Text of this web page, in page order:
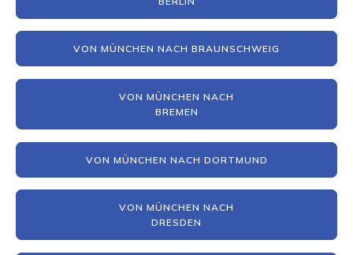
VON MÜNCHEN NACH BRAUNSCHWEIG
VON MÜNCHEN NACH
BREMEN
VON MÜNCHEN NACH DORTMUND
VON MÜNCHEN NACH
DRESDEN